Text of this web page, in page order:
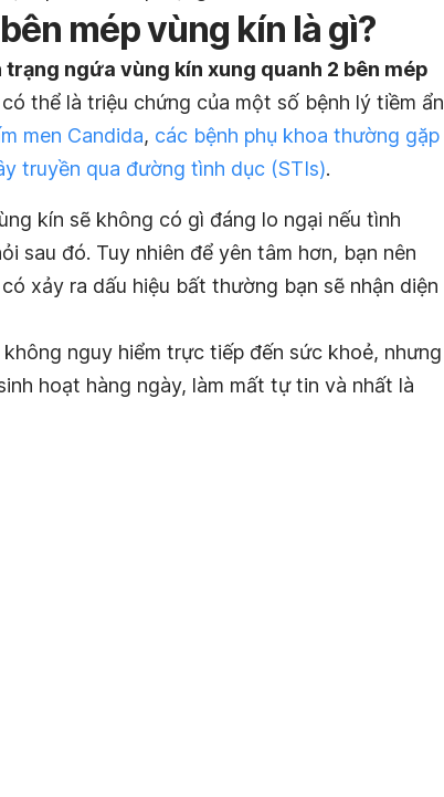
mép vùng kín là gì?
ngứa vùng kín xung quanh 2 bên mép
thể là triệu chứng của một số bệnh lý tiềm ẩn
men Candida, các bệnh phụ khoa thường gặp
truyền qua đường tình dục (STIs).
kín sẽ không có gì đáng lo ngại nếu tình
sau đó. Tuy nhiên để yên tâm hơn, bạn nên
xảy ra dấu hiệu bất thường bạn sẽ nhận diện
nguy hiểm trực tiếp đến sức khoẻ, nhưng
hoạt hàng ngày, làm mất tự tin và nhất là